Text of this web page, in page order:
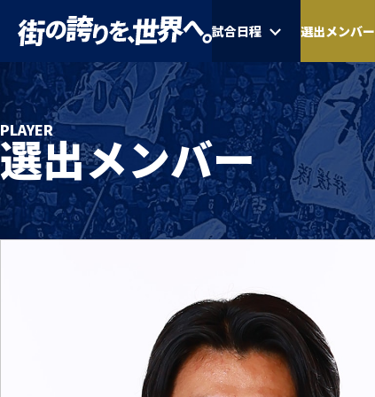
試合日程 選出メンバー
PLAYER
選出メンバー